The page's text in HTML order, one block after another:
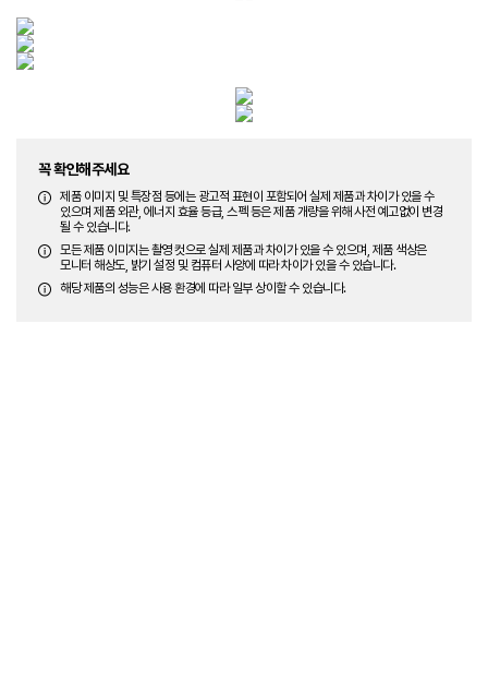
꼭 확인해주세요
제품 이미지 및 특장점 등에는 광고적 표현이 포함되어 실제 제품과 차이가 있을 수
있으며 제품 외관, 에너지 효율 등급, 스펙 등은 제품 개량을 위해 사전 예고없이 변경
될 수 있습니다.
모든 제품 이미지는 촬영 컷으로 실제 제품과 차이가 있을 수 있으며, 제품 색상은
모니터 해상도, 밝기 설정 및 컴퓨터 사양에 따라 차이가 있을 수 있습니다.
해당 제품의 성능은 사용 환경에 따라 일부 상이할 수 있습니다.